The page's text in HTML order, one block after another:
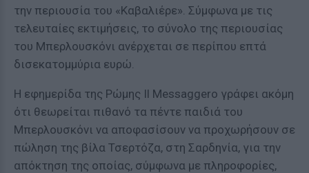
την περιουσία του «Καβαλιέρε». Σύμφωνα με τις
τελευταίες εκτιμήσεις, το σύνολο της περιουσίας
του Μπερλουσκόνι ανέρχεται σε περίπου επτά
δισεκατομμύρια ευρώ.
Η εφημερίδα της Ρώμης Il Messaggero γράφει ακόμη
ότι θεωρείται πιθανό τα πέντε παιδιά του
Μπερλουσκόνι να αποφασίσουν να προχωρήσουν σε
πώληση της βίλα Τσερτόζα, στη Σαρδηνία, για την
απόκτηση της οποίας, σύμφωνα με πληροφορίες,